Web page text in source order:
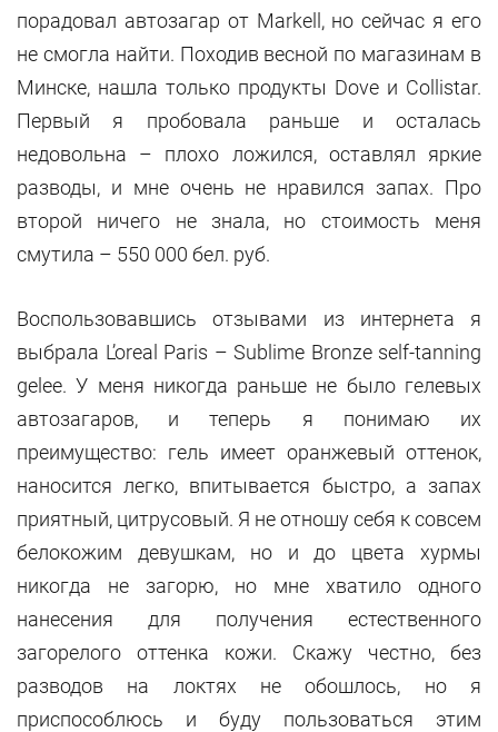
порадовал автозагар от Markell, но сейчас я его
не смогла найти. Походив весной по магазинам в
Минске, нашла только продукты Dove и Collistar.
Первый я пробовала раньше и осталась
недовольна – плохо ложился, оставлял яркие
разводы, и мне очень не нравился запах. Про
второй ничего не знала, но стоимость меня
смутила – 550 000 бел. руб.
Воспользовавшись отзывами из интернета я
выбрала L’oreal Paris – Sublime Bronze self-tanning
gelee. У меня никогда раньше не было гелевых
автозагаров, и теперь я понимаю их
преимущество: гель имеет оранжевый оттенок,
наносится легко, впитывается быстро, а запах
приятный, цитрусовый. Я не отношу себя к совсем
белокожим девушкам, но и до цвета хурмы
никогда не загорю, но мне хватило одного
нанесения для получения естественного
загорелого оттенка кожи. Скажу честно, без
разводов на локтях не обошлось, но я
приспособлюсь и буду пользоваться этим